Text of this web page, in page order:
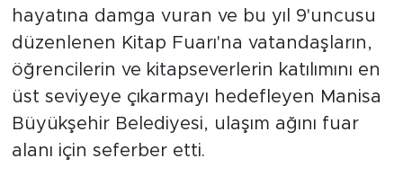
hayatına damga vuran ve bu yıl 9'uncusu
düzenlenen Kitap Fuarı'na vatandaşların,
öğrencilerin ve kitapseverlerin katılımını en
üst seviyeye çıkarmayı hedefleyen Manisa
Büyükşehir Belediyesi, ulaşım ağını fuar
alanı için seferber etti.